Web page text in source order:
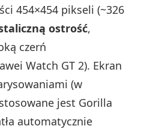
454×454 pikseli (~326
ostrość,
czerń
Watch GT 2). Ekran
(w
jest Gorilla
automatycznie